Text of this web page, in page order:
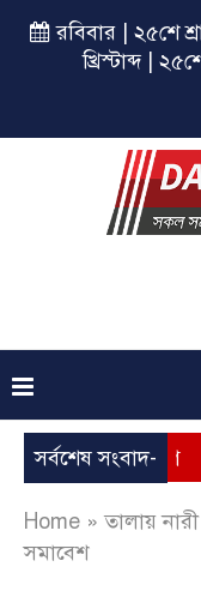
রবিবার | ২৫শে
খ্রিস্টাব্দ |
সর্বশেষ সংবাদ-
অভিযোগ
Home »তালায়
সমাবেশ